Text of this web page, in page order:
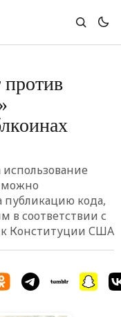
против
использование
можно
публикацию кода,
в соответствии с
Конституции США